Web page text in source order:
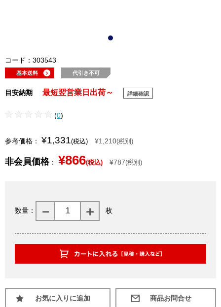
コード：303543
基本送料 代引き不可
目安納期 最短翌営業日出荷～ 詳細確認
(0)
参考価格： ¥1,331(税込) ¥1,210(税別)
非会員価格： ¥866(税込) ¥787(税別)
数量： 枚
お気に入りに追加